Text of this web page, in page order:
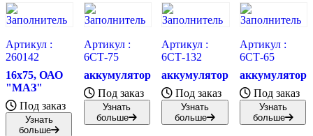
Артикул :
260142
16х75, ОАО
"МАЗ"
Под заказ
Узнать
больше
Артикул :
6СТ-75
аккумулятор
Под заказ
Узнать
больше
Артикул :
6СТ-132
аккумулятор
Под заказ
Узнать
больше
Артикул :
6СТ-65
аккумулятор
Под заказ
Узнать
больше